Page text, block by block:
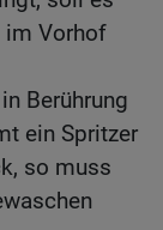
im Vorhof
Berührung
ein Spritzer
so muss